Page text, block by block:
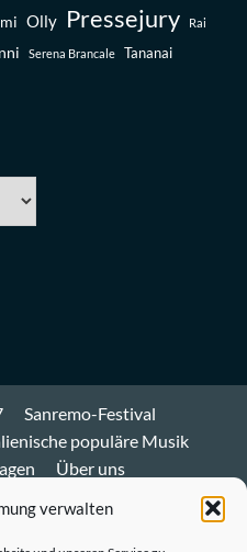
verwalten
Olly Pressejury Rai
Serena Brancale Tananai
Sanremo-Festival
populäre Musik
Über uns